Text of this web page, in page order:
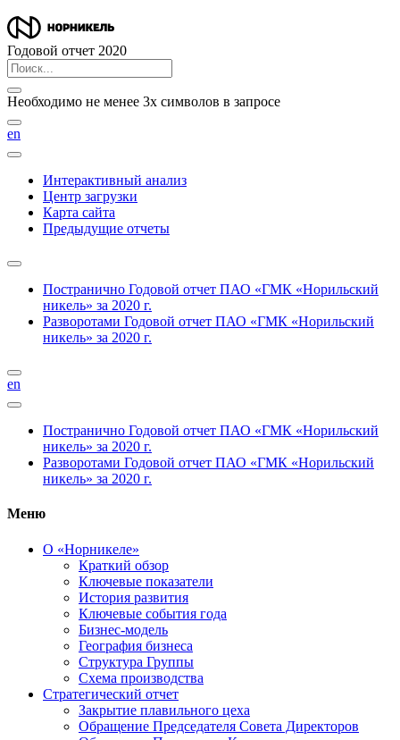
Годовой отчет 2020
Необходимо не менее 3х символов в запросе
en
Интерактивный анализ
Центр загрузки
Карта сайта
Предыдущие отчеты
Постранично Годовой отчет ПАО «ГМК «Норильский
никель» за 2020 г.
Разворотами Годовой отчет ПАО «ГМК «Норильский
никель» за 2020 г.
en
Постранично Годовой отчет ПАО «ГМК «Норильский
никель» за 2020 г.
Разворотами Годовой отчет ПАО «ГМК «Норильский
никель» за 2020 г.
Меню
О «Норникеле»
Краткий обзор
Ключевые показатели
История развития
Ключевые события года
Бизнес-модель
География бизнеса
Структура Группы
Схема производства
Стратегический отчет
Закрытие плавильного цеха
Обращение Председателя Совета Директоров